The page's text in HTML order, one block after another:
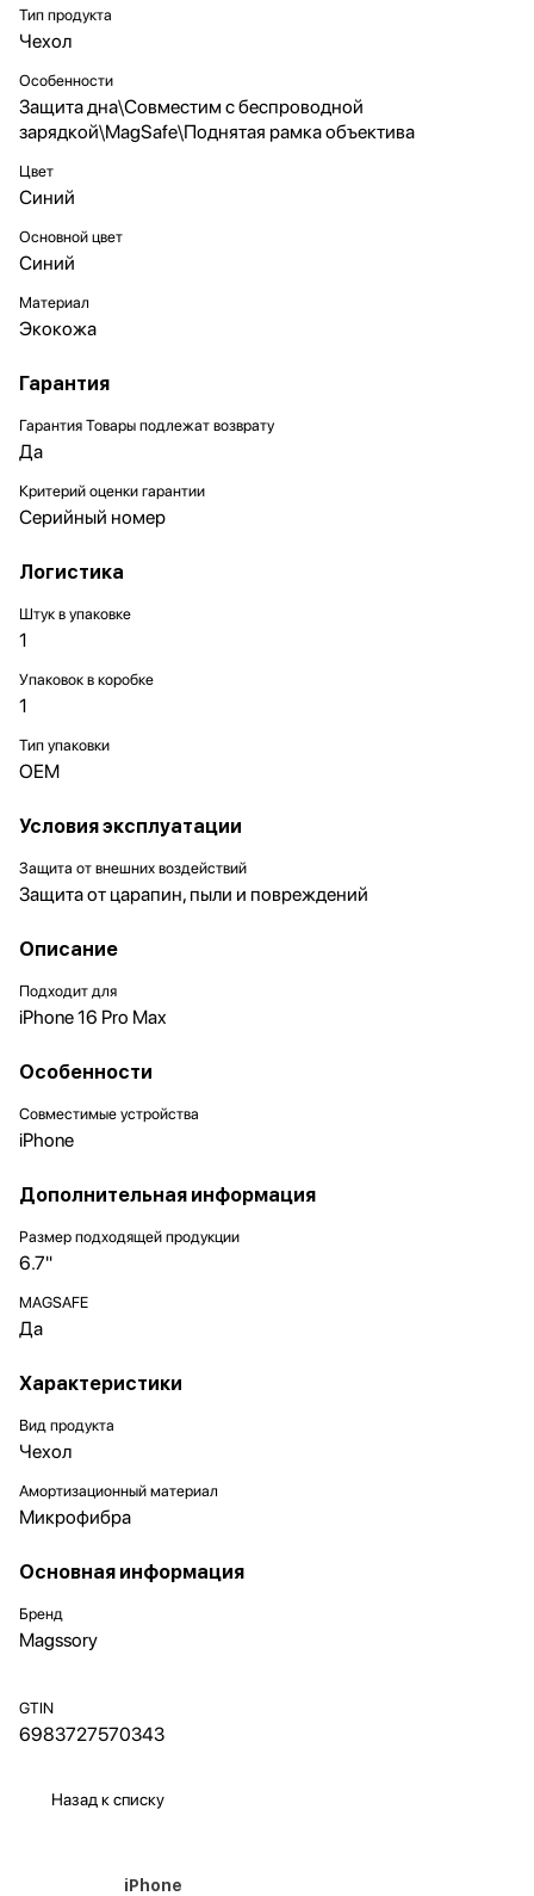
Тип продукта
Чехол
Особенности
Защита дна\Совместим с беспроводной
зарядкой\MagSafe\Поднятая рамка объектива
Цвет
Синий
Основной цвет
Синий
Материал
Экокожа
Гарантия
Гарантия Товары подлежат возврату
Да
Критерий оценки гарантии
Серийный номер
Логистика
Штук в упаковке
1
Упаковок в коробке
1
Тип упаковки
OEM
Условия эксплуатации
Защита от внешних воздействий
Защита от царапин, пыли и повреждений
Описание
Подходит для
iPhone 16 Pro Max
Особенности
Совместимые устройства
iPhone
Дополнительная информация
Размер подходящей продукции
6.7"
MAGSAFE
Да
Характеристики
Вид продукта
Чехол
Амортизационный материал
Микрофибра
Основная информация
Бренд
Magssory
GTIN
6983727570343
Назад к списку
iPhone